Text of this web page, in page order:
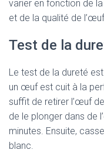
varier en fonction de
et de la qualité de
Test de la
Le test de la dureté
un œuf est cuit à la
suffit de retirer l’œuf
de le plonger dans de
minutes. Ensuite,
blanc.